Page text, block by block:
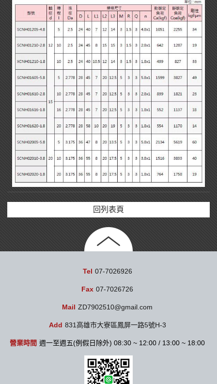
回列表頁
Tel 07-7026926
Fax 07-7026726
Mail ZD7902510@gmail.com
Add 831高雄市大寮區鳳屏一路5號H-3
營業時間 週一至週五(例假日除外) 08:30 ~ 12:00 / 13:00 ~ 18:00